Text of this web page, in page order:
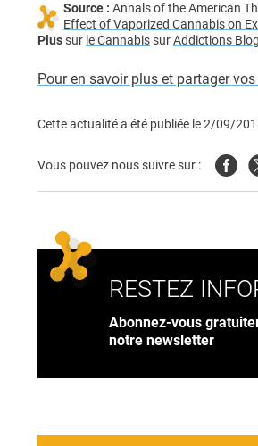
Source : Annals of the American
Effect of Vaporized Cannabis on
Plussur le CannabissurAddictions Blog
Pour en savoir plus et partager
Cette actualité a été publiée le2/09/
Vous pouvez nous suivre sur :
RESTEZ
Abonnez-vous
notre newsletter